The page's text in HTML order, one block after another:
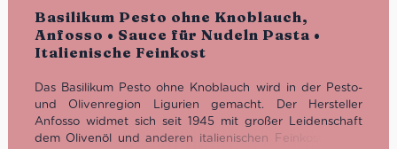
Basilikum Pesto ohne Knoblauch,
Anfosso • Sauce für Nudeln Pasta •
Italienische Feinkost
Das Basilikum Pesto ohne Knoblauch wird in der Pesto-
und Olivenregion Ligurien gemacht. Der Hersteller
Anfosso widmet sich seit 1945 mit großer Leidenschaft
dem Olivenöl und anderen italienischen Feinkost Basics
Bewertet
mit5.00von
5